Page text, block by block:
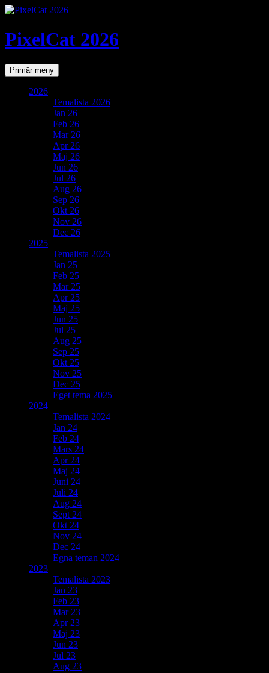
PixelCat 2026
SökPrimär meny Gå
till
2026
Temalista 2026
Jan 26
Feb 26
Mar 26
Apr 26
Maj 26
Jun 26
Jul 26
Aug 26
Sep 26
Okt 26
Nov 26
Dec 26
2025
Temalista 2025
Jan 25
Feb 25
Mar 25
Apr 25
Maj 25
Jun 25
Jul 25
Aug 25
Sep 25
Okt 25
Nov 25
Dec 25
Eget tema 2025
2024
Temalista 2024
Jan 24
Feb 24
Mars 24
Apr 24
Maj 24
Juni 24
Juli 24
Aug 24
Sept 24
Okt 24
Nov 24
Dec 24
Egna teman 2024
2023
Temalista 2023
Jan 23
Feb 23
Mar 23
Apr 23
Maj 23
Jun 23
Jul 23
Aug 23